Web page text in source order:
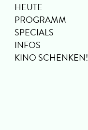
HEUTE
PROGRAMM
SPECIALS
INFOS
KINO SCHENKEN!